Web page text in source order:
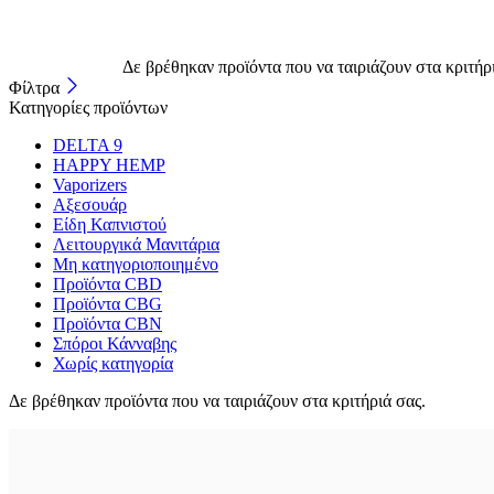
Δε βρέθηκαν προϊόντα που να ταιριάζουν στα
Φίλτρα
Κατηγορίες προϊόντων
DELTA 9
HAPPY HEMP
Vaporizers
Αξεσουάρ
Είδη Καπνιστού
Λειτουργικά Μανιτάρια
Μη κατηγοριοποιημένο
Προϊόντα CBD
Προϊόντα CBG
Προϊόντα CBN
Σπόροι Κάνναβης
Χωρίς κατηγορία
Δε βρέθηκαν προϊόντα που να ταιριάζουν στα κριτήριά σας.